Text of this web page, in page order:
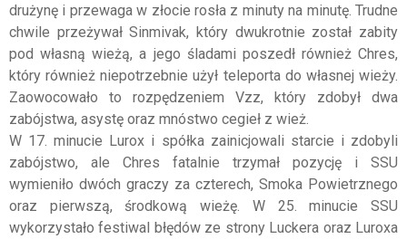
drużynę i przewaga w złocie rosła z minuty na minutę. Trudne
chwile przeżywał Sinmivak, który dwukrotnie został zabity
pod własną wieżą, a jego śladami poszedł również Chres,
który również niepotrzebnie użył teleporta do własnej wieży.
Zaowocowało to rozpędzeniem Vzz, który zdobył dwa
zabójstwa, asystę oraz mnóstwo cegieł z wież.
W 17. minucie Lurox i spółka zainicjowali starcie i zdobyli
zabójstwo, ale Chres fatalnie trzymał pozycję i SSU
wymieniło dwóch graczy za czterech, Smoka Powietrznego
oraz pierwszą, środkową wieżę. W 25. minucie SSU
wykorzystało festiwal błędów ze strony Luckera oraz Luroxa